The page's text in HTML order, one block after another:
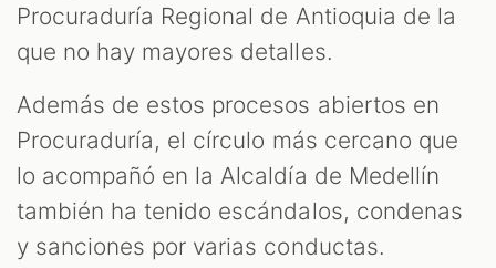
Procuraduría Regional de Antioquia de la
que no hay mayores detalles.
Además de estos procesos abiertos en
Procuraduría, el círculo más cercano que
lo acompañó en la Alcaldía de Medellín
también ha tenido escándalos, condenas
y sanciones por varias conductas.